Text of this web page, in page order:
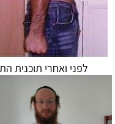
לפני ואחרי תוכנית